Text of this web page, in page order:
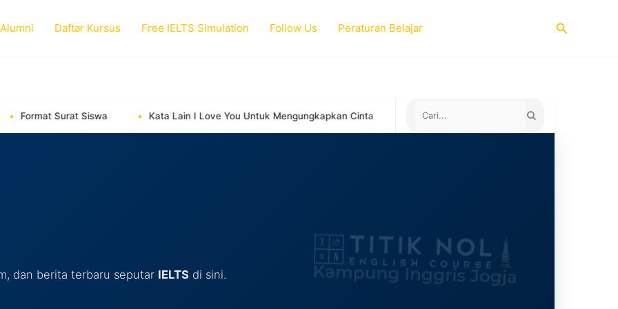
Daftar Kursus Free IELTS Simulation Follow Us Peraturan Belajar Search
Kata Lain I Love You Untuk Mengungkapkan Cinta Negara yang Menerima Sertifikat TOEFL ITP untuk Study
dan berita terbaru seputar IELTS di sini.